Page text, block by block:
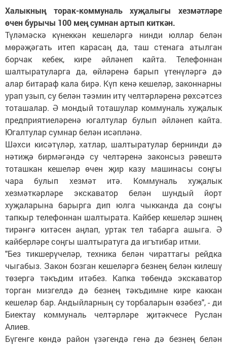
Халыкның торак-коммуналь хуҗалыгы хезмәтләре
өчен бурычы 100 мең сумнан артып киткән.
Түләмәскә күнеккән кешеләргә нинди юллар белән
мөрәҗәгать итеп карасаң да, таш стенага атылган
борчак кебек, кире әйләнеп кайта. Телефоннан
шалтыратуларга да, өйләренә барып үтенүләргә дә
алар битараф кала бирә. Күп кенә кешеләр, законнарны
урап узып, су белән тәэмин итү челтәрләренә рөхсәтсез
тоташалар. Ә мондый тоташулар коммуналь хуҗалык
предприятиеләренә югалтулар булып әйләнеп кайта.
Югалтулар сумнар белән исәпләнә.
Шәхси кисәтүләр, хатлар, шалтыратулар бернинди дә
нәтиҗә бирмәгәндә су челтәренә законсыз рәвештә
тоташкан кешеләр өчен җир казу машинасы соңгы
чара булып хезмәт итә. Коммуналь хуҗалык
хезмәткәрләре экскаватор белән шундый йорт
хуҗаларына барырга дип юлга чыкканда да соңгы
тапкыр телефоннан шалтырата. Кайбер кешеләр эшнең
тирәнгә китәсен аңлап, уртак тел табарга ашыга. Ә
кайберләре соңгы шалтыратуга да игътибар итми.
"Без тикшерүчеләр, техника белән чираттагы рейдка
чыгабыз. Закон бозган кешеләргә безнең белән килешү
төзергә тәкъдим итәбез. Капка төбендә экскаватор
торган мизгелдә дә безнең тәкъдимне кире каккан
кешеләр бар. Андыйларның су торбаларын өзәбез", - ди
Биектау коммуналь челтәрләре җитәкчесе Руслан
Алиев.
Бүгенге көндә район үзәгендә генә дә безнең белән